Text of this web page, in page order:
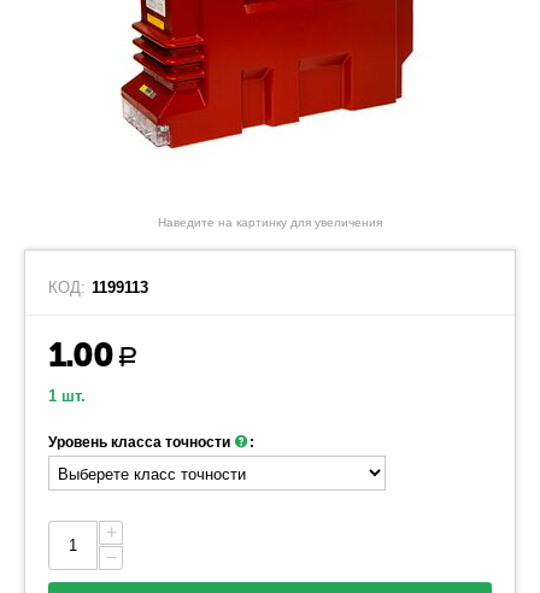
Наведите на картинку для увеличения
КОД: 1199113
1.00 Р
1 шт.
Уровень класса точности :
+
−